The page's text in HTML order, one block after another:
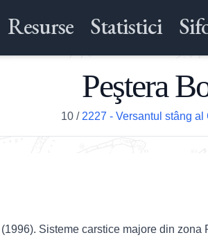
Resurse Statistici
Peştera
10/ 2227 - Versantul stâng al
Sisteme carstice majore din zona